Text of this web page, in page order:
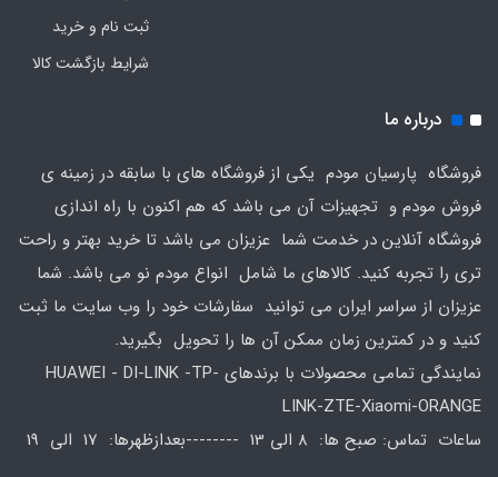
ثبت نام و خرید
شرایط بازگشت کالا
درباره ما
فروشگاه پارسیان مودم یکی از فروشگاه های با سابقه در زمینه ی
فروش مودم و تجهیزات آن می باشد که هم اکنون با راه اندازی
فروشگاه آنلاین در خدمت شما عزیزان می باشد تا خرید بهتر و راحت
تری را تجربه کنید. کالاهای ما شامل انواع مودم نو می باشد. شما
عزیزان از سراسر ایران می توانید سفارشات خود را وب سایت ما ثبت
کنید و در کمترین زمان ممکن آن ها را تحویل بگیرید.
نمایندگی تمامی محصولات با برندهای HUAWEI - DI-LINK -TP-
LINK-ZTE-Xiaomi-ORANGE
ساعات تماس: صبح ها: 8 الی 13 --------بعدازظهرها: 17 الی 19